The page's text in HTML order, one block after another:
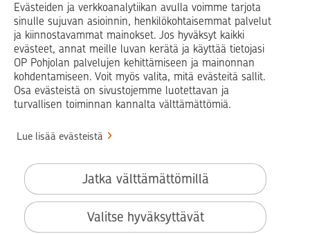
Evästeiden ja verkkoanalytiikan avulla voimme tarjota
sinulle sujuvan asioinnin, henkilökohtaisemmat palvelut
ja kiinnostavammat mainokset. Jos hyväksyt kaikki
evästeet, annat meille luvan kerätä ja käyttää tietojasi
OP Pohjolan palvelujen kehittämiseen ja mainonnan
kohdentamiseen. Voit myös valita, mitä evästeitä sallit.
Osa evästeistä on sivustojemme luotettavan ja
turvallisen toiminnan kannalta välttämättömiä.
Lue lisää evästeistä
Valitse hyväksyttävät
Jatka välttämättömillä
Op.fi OP Koti Pohjola Vahinkoapu
Facebook
X LinkedInInstagram
Käyttöehdot
Saavutettavuusseloste
Evästeiden käyttö